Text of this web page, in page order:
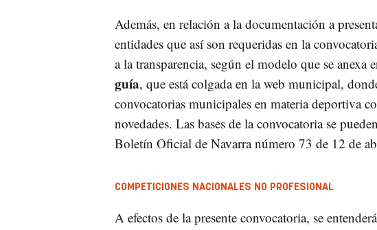
Además, en relación a la documentación a
entidades que así son requeridas en la
a la transparencia, según el modelo que se anexa
guía, que está colgada en la web municipal,
convocatorias municipales en materia deportiva
novedades. Las bases de la convocatoria se
Boletín Oficial de Navarra número 73 de 12 de
COMPETICIONES NACIONALES NO PROFESIONAL
A efectos de la presente convocatoria, se